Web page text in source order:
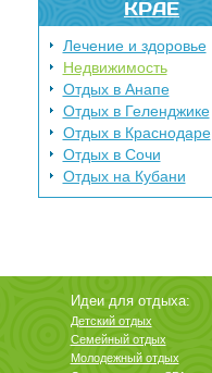
КРАЕ
Лечение и здоровье
Недвижимость
Отдых в Анапе
Отдых в Геленджике
Отдых в Краснодаре
Отдых в Сочи
Отдых на Кубани
Идеи для отдыха:
Детский отдых
Семейный отдых
Молодежный отдых